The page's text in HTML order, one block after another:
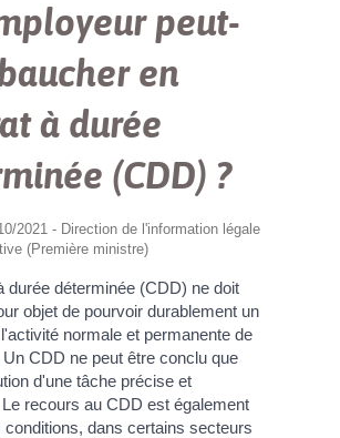
peut-
en
à durée
(CDD) ?
2021 - Direction de l'information légale
(Première ministre)
durée déterminée (CDD) ne doit
objet de pourvoir durablement un
normale et permanente de
CDD ne peut être conclu que
d'une tâche précise et
recours au CDD est également
conditions, dans certains secteurs